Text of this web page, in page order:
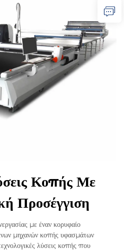
Κοπής Με
Προσέγγιση
με έναν κορυφαίο
μηχανών κοπής υφασμάτων
λύσεις κοπής που